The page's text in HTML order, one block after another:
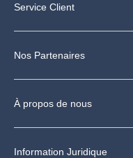
Service Client
Nos Partenaires
À propos de nous
Information Juridique